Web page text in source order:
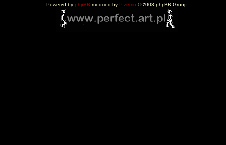
Powered by phpBB modified by Przemo © 2003 phpBB Group